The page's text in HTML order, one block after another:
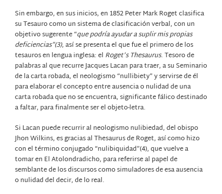
Sin embargo, en sus inicios, en 1852 Peter Mark Roget clasifica
su Tesauro como un sistema de clasificación verbal, con un
objetivo sugerente “que podría ayudar a suplir mis propias
deficiencias”(3), así se presenta el que fue el primero de los
tesauros en lengua inglesa: el Roget’s Thesaurus. Tesoro de
palabras al que recurre Jacques Lacan para traer, a su Seminario
de la carta robada, el neologismo “nullibiety” y servirse de él
para elaborar el concepto entre ausencia o nulidad de una
carta robada que no se encuentra, significante fálico destinado
a faltar, para finalmente ser el objeto-letra.
Si Lacan puede recurrir al neologismo nulibiedad, del obispo
Jhon Wilkins, es gracias al Thesaurus de Roget, así como hizo
con el término conjugado “nulibiquidad”(4), que vuelve a
tomar en El Atolondradicho, para referirse al papel de
semblante de los discursos como simuladores de esa ausencia
o nulidad del decir, de lo real.